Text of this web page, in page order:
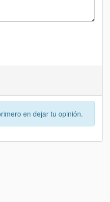
en dejar tu opinión.